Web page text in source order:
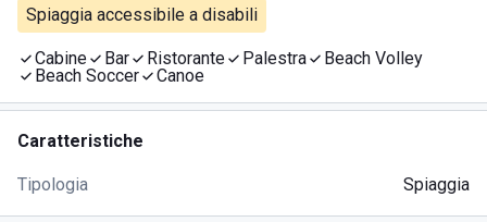
Spiaggia accessibile a disabili
Cabine Bar Ristorante Palestra
Beach Volley
Beach Soccer
Canoe
Caratteristiche
Tipologia Spiaggia